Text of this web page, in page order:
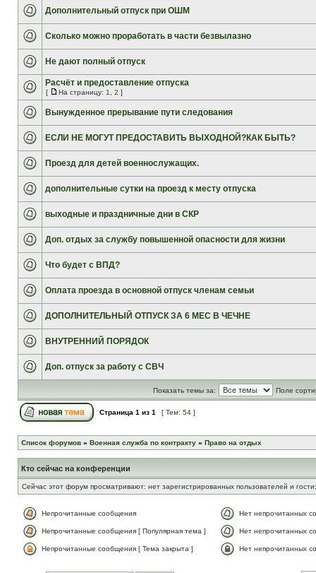
Дополнительный отпуск при ОШМ
Сколько можно проработать в части безвылазно
Не дают полный отпуск
Расчёт и предоставление отпуска
[ На страницу: 1 2 ]
Вынужденное прерывание пути следования
ЕСЛИ НЕ МОГУТ ПРЕДОСТАВИТЬ ВЫХОДНОЙ?КАК БЫТЬ?
Проезд для детей военнослужащих.
дополнительные сутки на проезд к месту отпуска
выходные и праздничные дни в СКР
Доп. отдых за службу повышенной опасности для жизни
Что будет с ВПД?
Оплата проезда в основной отпуск членам семьи
ДОПОЛНИТЕЛЬНЫЙ ОТПУСК ЗА 6 МЕС В ЧЕЧНЕ
ВНУТРЕННИЙ ПОРЯДОК
Доп. отпуск за работу с СВЧ
Показать темы за: Поле
Страница 1 из 1 [ Тем: 54 ]
Список форумов » Военная служба по контракту » Право на отдых
Кто сейчас на конференции
Сейчас этот форум просматривают: нет зарегистрированных пользователей и
Непрочитанные сообщения Нет непрочитанных
Непрочитанные сообщения [ Популярная тема ] Нет непрочитанных
Непрочитанные сообщения [ Тема закрыта ] Нет непрочитанных